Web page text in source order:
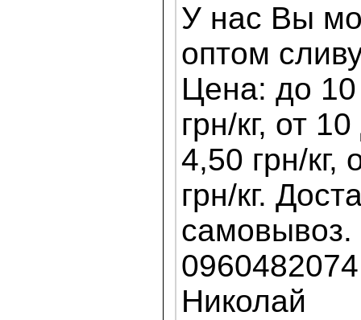
У нас Вы
оптом
Цена: до
грн/кг, от
4,50 грн/кг,
грн/кг.
Николай